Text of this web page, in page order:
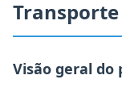
Transporte
Visão geral do